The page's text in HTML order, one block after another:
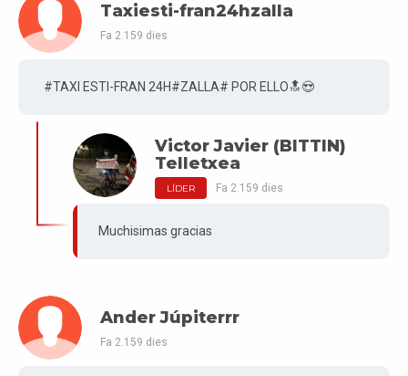
Taxiesti-fran24hzalla
Fa 2.159 dies
#TAXI ESTI-FRAN 24H#ZALLA# POR ELLO🔝😍
Victor Javier (BITTIN)
Telletxea
LÍDER Fa 2.159 dies
Muchisimas gracias
Ander Júpiterrr
Fa 2.159 dies